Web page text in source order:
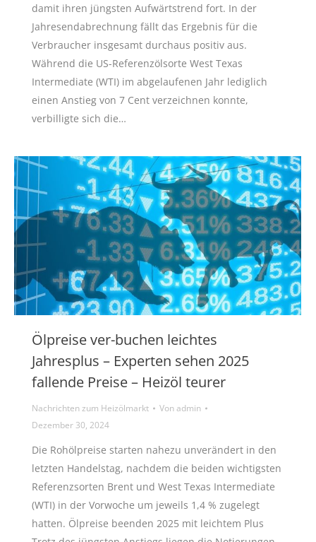
damit ihren jüngsten Aufwärtstrend fort. In der
Jahresendabrechnung fällt das Ergebnis für die
Verbraucher insgesamt durchaus positiv aus.
Während die US-Referenzölsorte West Texas
Intermediate (WTI) im abgelaufenen Jahr lediglich
einen Anstieg von 7 Cent verzeichnen konnte,
verbilligte sich die…
Ölpreise ver-buchen leichtes
Jahresplus – Experten sehen 2025
fallende Preise – Heizöl teurer
Nachrichten zum Heizölmarkt Vonadmin
Dezember 30, 2024
Die Rohölpreise starten nahezu unverändert in den
letzten Handelstag, nachdem die beiden wichtigsten
Referenzsorten Brent und West Texas Intermediate
(WTI) in der Vorwoche um jeweils 1,4 % zugelegt
hatten. Ölpreise beenden 2025 mit leichtem Plus